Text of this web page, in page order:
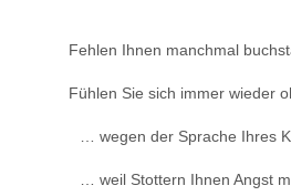
Fehlen Ihnen manchmal
Fühlen Sie sich immer wieder
… wegen der Sprache Ihres
… weil Stottern Ihnen Angst